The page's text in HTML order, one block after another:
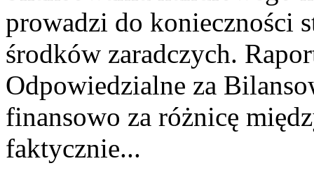
prowadzi do konieczności
środków zaradczych.
Odpowiedzialne za
finansowo za różnicę
faktycznie...